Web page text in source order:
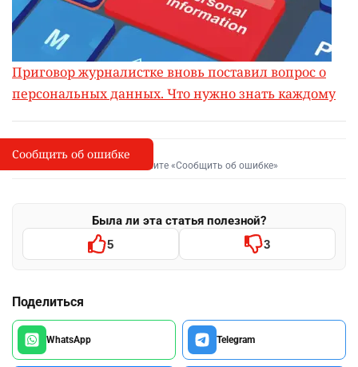
Приговор журналистке вновь поставил вопрос о
персональных данных. Что нужно знать каждому
I
Сообщить об опечатке
Выделите фрагмент и нажмите «Сообщить об ошибке»
Была ли эта статья полезной?
5 3
Поделиться
WhatsApp Telegram
Сообщить об ошибке